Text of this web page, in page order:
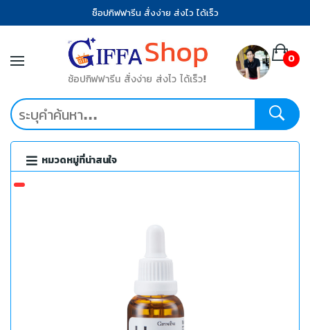
ช็อปกิฟฟารีน สั่งง่าย ส่งไว ได้เร็ว
ช้อปกิฟฟารีน สั่งง่าย ส่งไว ได้เร็ว!
0
หมวดหมู่ที่น่าสนใจ